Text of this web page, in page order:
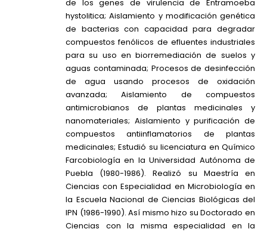
de los genes de virulencia de Entramoeba
hystolitica; Aislamiento y modificación genética
de bacterias con capacidad para degradar
compuestos fenólicos de efluentes industriales
para su uso en biorremediación de suelos y
aguas contaminada; Procesos de desinfección
de agua usando procesos de oxidación
avanzada; Aislamiento de compuestos
antimicrobianos de plantas medicinales y
nanomateriales; Aislamiento y purificación de
compuestos antiinflamatorios de plantas
medicinales; Estudió su licenciatura en Químico
Farcobiología en la Universidad Autónoma de
Puebla (1980-1986). Realizó su Maestría en
Ciencias con Especialidad en Microbiología en
la Escuela Nacional de Ciencias Biológicas del
IPN (1986-1990). Así mismo hizo su Doctorado en
Ciencias con la misma especialidad en la